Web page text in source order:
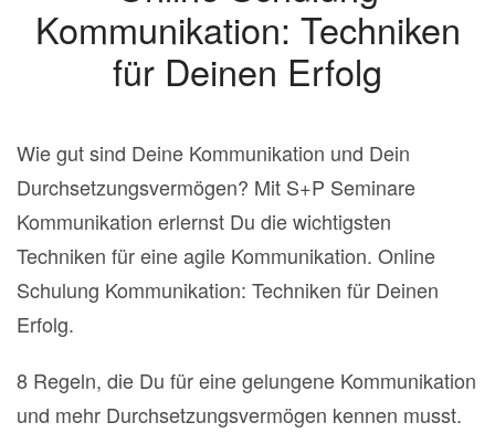
Kommunikation: Techniken
für Deinen Erfolg
Wie gut sind Deine Kommunikation und Dein
Durchsetzungsvermögen? Mit S+P Seminare
Kommunikation erlernst Du die wichtigsten
Techniken für eine agile Kommunikation. Online
Schulung Kommunikation: Techniken für Deinen
Erfolg.
8 Regeln, die Du für eine gelungene Kommunikation
und mehr Durchsetzungsvermögen kennen musst.